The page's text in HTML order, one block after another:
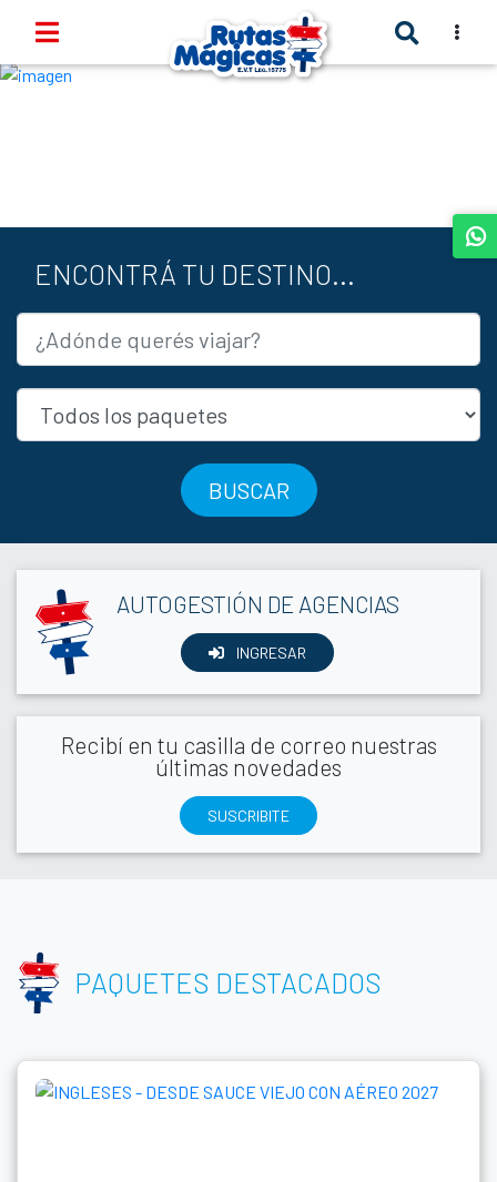
ENCONTRÁ TU DESTINO...
BUSCAR
AUTOGESTIÓN DE AGENCIAS
INGRESAR
Recibí en tu casilla de correo nuestras
últimas novedades
SUSCRIBITE
PAQUETES DESTACADOS